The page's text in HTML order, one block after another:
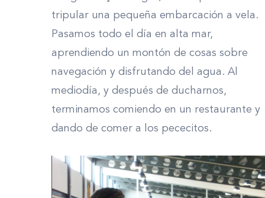
tripular una pequeña embarcación a vela.
Pasamos todo el día en alta mar,
aprendiendo un montón de cosas sobre
navegación y disfrutando del agua. Al
mediodía, y después de ducharnos,
terminamos comiendo en un restaurante y
dando de comer a los pececitos.